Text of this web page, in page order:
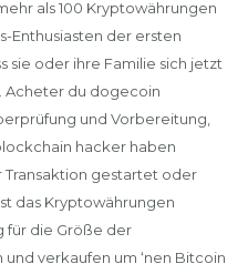
als 100 Kryptowährungen
Enthusiasten der ersten
sie oder ihre Familie sich jetzt
Acheter du dogecoin
und Vorbereitung,
hacker haben
gestartet oder
das Kryptowährungen
für die Größe der
verkaufen um ‘nen Bitcoin